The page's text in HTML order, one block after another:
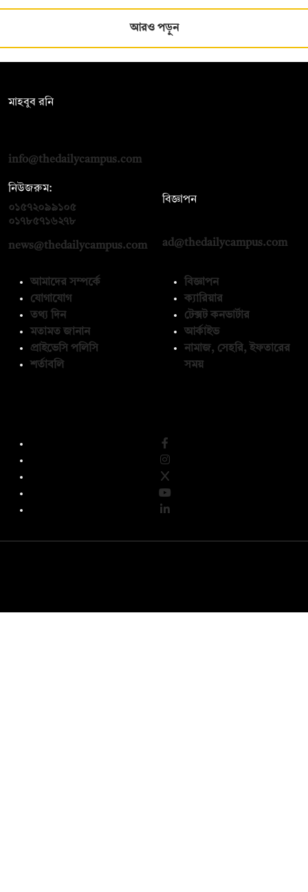
আরও পড়ুন
মাহবুব রনি
info@thedailycampus.com
নিউজরুম:
০১৫৭২০৯৯১০৫
০১৭৮৫৭১৬২৭৮
news@thedailycampus.com
বিজ্ঞাপন
ad@thedailycampus.com
আমাদের সম্পর্কে
যোগাযোগ
তথ্য দিন
মতামত জানান
প্রাইভেসি পলিসি
শর্তাবলি
বিজ্ঞাপন
ক্যারিয়ার
টেক্সট কনভার্টার
আর্কাইভ
নামাজ, সেহরি, ইফতারের
সময়